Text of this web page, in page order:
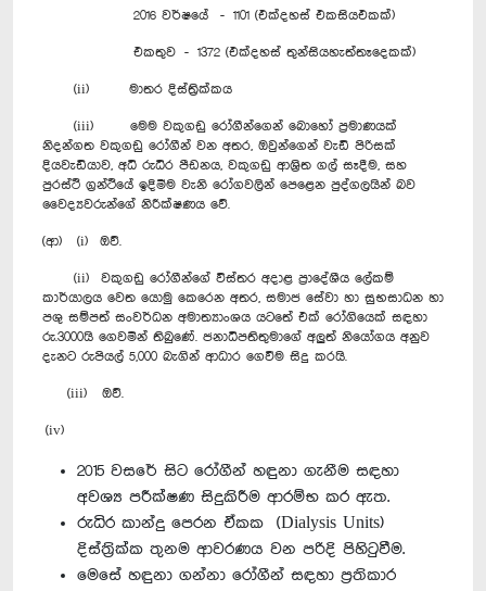
2016 වර්ෂයේ - 1101 (එක්දහස් එකසියඑකක්)
එකතුව - 1372 (එක්දහස් තුන්සියහැත්තෑදෙකක්)
(ii) මාතර දිස්ත්‍රික්කය
(iii) මෙම වකුගඩු රෝගීන්ගෙන් බොහෝ ප්‍රමාණයක්
නිදන්ගත වකුගඩු රෝගීන් වන අතර, ඔවුන්ගෙන් වැඩි පිරිසක්
දියවැඩියාව, අධි රුධිර පීඩනය, වකුගඩු ආශ්‍රිත ගල් සෑදීම, සහ
පුරස්ථි ග්‍රන්ථියේ ඉදිමීම වැනි රෝගවලින් පෙළෙන පුද්ගලයින් බව
වෛද්‍යවරුන්ගේ නිරීක්ෂණය වේ.
(ආ) (i) ඔව්.
(ii) වකුගඩු රෝගීන්ගේ විස්තර අදාළ ප්‍රාදේශීය ලේකම්
කාර්යාලය වෙත යොමු කෙරෙන අතර, සමාජ සේවා හා සුභසාධන හා
පශු සම්පත් සංවර්ධන අමාත්‍යාංශය යටතේ එක් රෝගියෙක් සඳහා
රු.3000යි ගෙවමින් තිබුණේ. ජනාධිපතිතුමාගේ අලුත් නියෝගය අනුව
දැනට රුපියල් 5,000 බැගින් ආධාර ගෙවීම සිදු කරයි.
(iii) ඔව්.
(iv)
2015 වසරේ සිට රෝගීන් හඳුනා ගැනීම සඳහා
අවශ්‍ය පරීක්ෂණ සිදුකිරීම ආරම්භ කර ඇත.
රුධිර කාන්දු පෙරන ඒකක (Dialysis Units)
දිස්ත්‍රික්ක තුනම ආවරණය වන පරිදි පිහිටුවීම.
මෙසේ හඳුනා ගන්නා රෝගීන් සඳහා ප්‍රතිකාර